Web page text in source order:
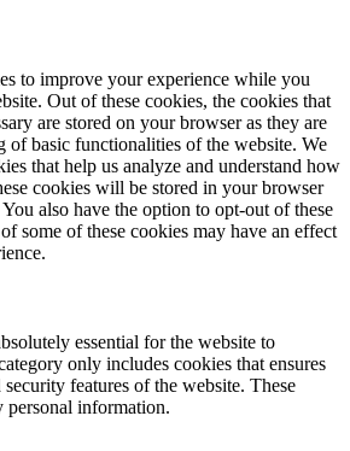
to improve your experience while you
Out of these cookies, the cookies that
are stored on your browser as they are
of basic functionalities of the website. We
that help us analyze and understand how
cookies will be stored in your browser
also have the option to opt-out of these
some of these cookies may have an effect
essential for the website to
only includes cookies that ensures
features of the website. These
personal information.